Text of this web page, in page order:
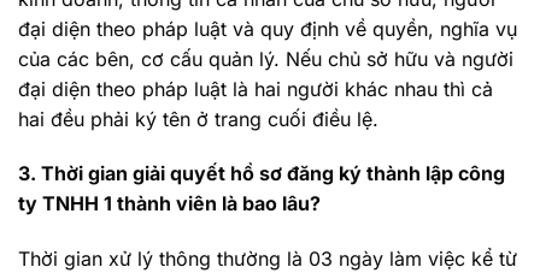
đại diện theo pháp luật và quy định về quyền, nghĩa vụ
của các bên, cơ cấu quản lý. Nếu chủ sở hữu và người
đại diện theo pháp luật là hai người khác nhau thì cả
hai đều phải ký tên ở trang cuối điều lệ.
3. Thời gian giải quyết hồ sơ đăng ký thành lập công
ty TNHH 1 thành viên là bao lâu?
Thời gian xử lý thông thường là 03 ngày làm việc kể từ